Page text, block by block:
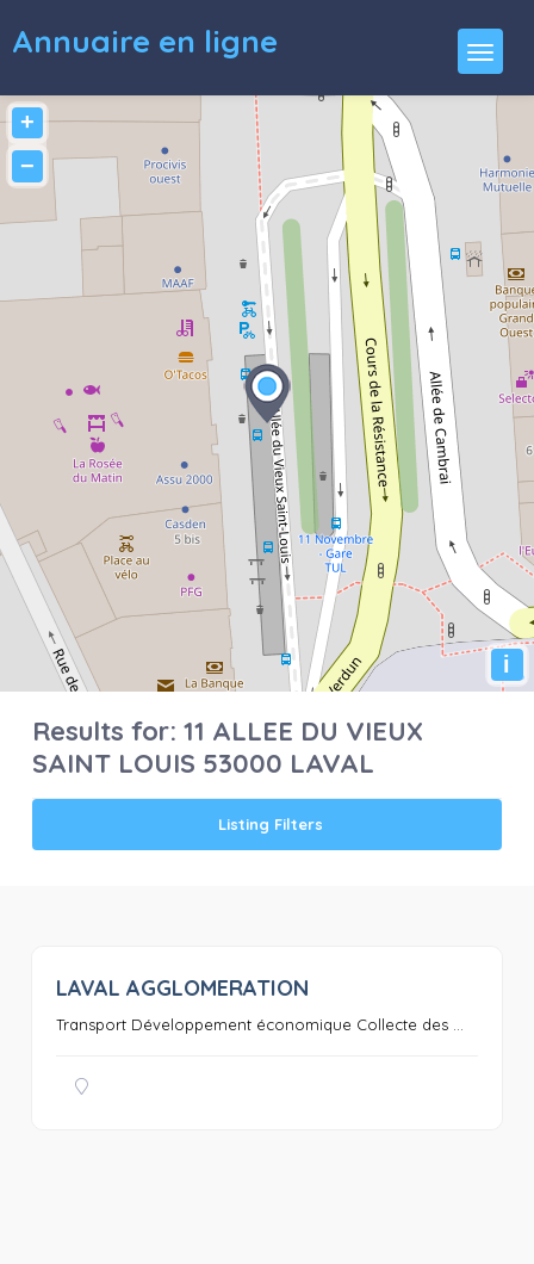
Annuaire en ligne
+
−
i
Results for:11 ALLEE DU VIEUX
SAINT LOUIS 53000 LAVAL
Listing Filters
LAVAL AGGLOMERATION
Transport Développement économique Collecte des ...